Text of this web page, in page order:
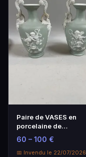
Paire de VASES en
porcelaine de
Wedgwood à décor
d'angelots …
60 – 100 €
📅 Invendu le 22/07/2026